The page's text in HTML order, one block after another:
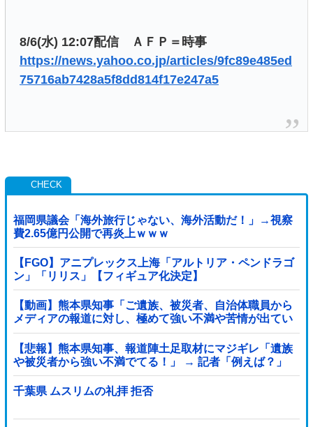
8/6(水) 12:07配信 ＡＦＰ＝時事
https://news.yahoo.co.jp/articles/9fc89e485ed
75716ab7428a5f8dd814f17e247a5
福岡県議会「海外旅行じゃない、海外活動だ！」→視察
費2.65億円公開で再炎上ｗｗｗ
【FGO】アニプレックス上海「アルトリア・ペンドラゴ
ン」「リリス」【フィギュア化決定】
【動画】熊本県知事「ご遺族、被災者、自治体職員から
メディアの報道に対し、極めて強い不満や苦情が出てい
る」記者「具体的には？」→
【悲報】熊本県知事、報道陣土足取材にマジギレ「遺族
や被災者から強い不満でてる！」 → 記者「例えば？」
→ 知事、怒り通り越して呆れてしまう …...
千葉県 ムスリムの礼拝 拒否